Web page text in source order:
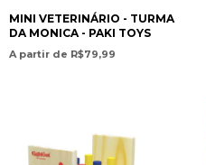
MINI VETERINÁRIO - TURMA
DA MONICA - PAKI TOYS
A partir de R$79,99